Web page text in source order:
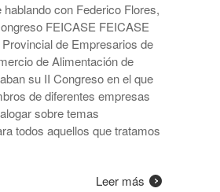
con Federico Flores,
FEICASE FEICASE
de Empresarios de
de Alimentación de
su II Congreso en el que
de diferentes empresas
sobre temas
todos aquellos que tratamos
Leer más